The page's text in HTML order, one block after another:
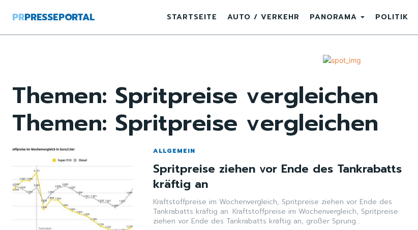
PRPRESSEPORTAL STARTSEITE AUTO / VERKEHR PANORAMA POLITIK
Themen: Spritpreise vergleichen
Themen: Spritpreise vergleichen
ALLGEMEIN
Spritpreise ziehen vor Ende des Tankrabatts
kräftig an
Kraftstoffpreise im Wochenvergleich, Spritpreise ziehen vor Ende des
Tankrabatts kräftig an. Kraftstoffpreise im Wochenvergleich, Spritpreise
ziehen vor Ende des Tankrabatts kräftig an, großer Sprung...